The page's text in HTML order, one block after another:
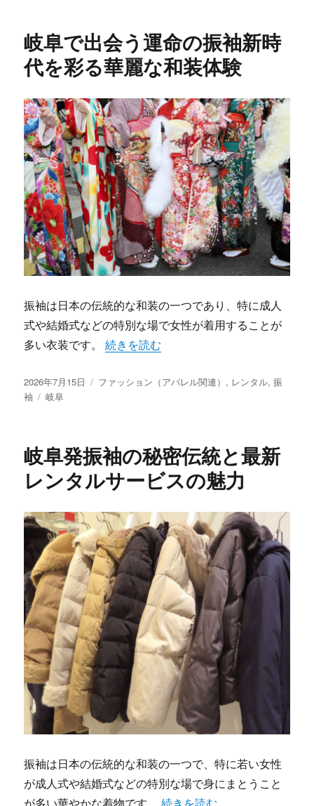
岐阜で出会う運命の振袖新時
代を彩る華麗な和装体験
振袖は日本の伝統的な和装の一つであり、特に成人
式や結婚式などの特別な場で女性が着用することが
多い衣装です。“岐阜で出会う運命の振袖新時代を彩る
続きを読む
投
稿
2026年7月15日
カ
ファッション（アパレル関連） , レンタル,振
袖
タ
岐阜
岐阜発振袖の秘密伝統と最新
レンタルサービスの魅力
振袖は日本の伝統的な和装の一つで、特に若い女性
が成人式や結婚式などの特別な場で身にまとうこと
が多い華やかな着物です。“岐阜発振袖の秘密伝統と最
続きを読む